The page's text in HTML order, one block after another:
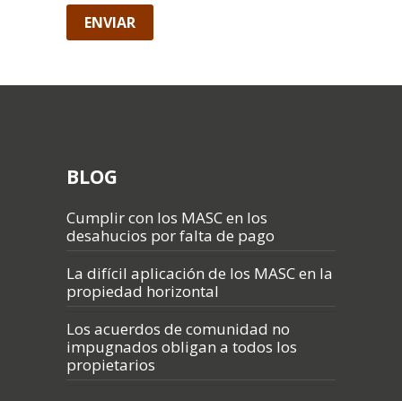
BLOG
Cumplir con los MASC en los
desahucios por falta de pago
La difícil aplicación de los MASC en la
propiedad horizontal
Los acuerdos de comunidad no
impugnados obligan a todos los
propietarios